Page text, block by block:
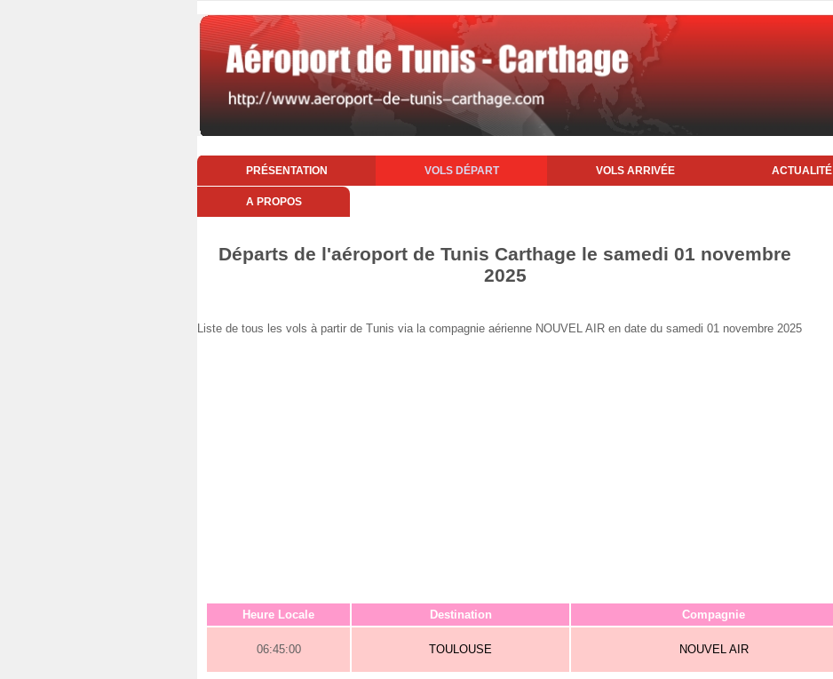
PRÉSENTATION VOLS DÉPART VOLS ARRIVÉE ACTUALITÉ
A PROPOS
Départs de l'aéroport de Tunis Carthage le samedi 01 novembre
2025
Liste de tous les vols à partir de Tunis via la compagnie aérienne NOUVEL AIR en date du samedi 01 novembre 2025
Heure Locale Destination Compagnie
06:45:00 TOULOUSE NOUVEL AIR